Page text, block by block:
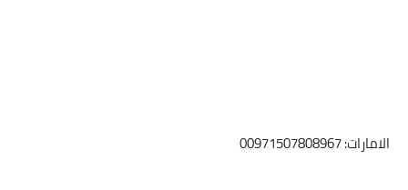
الامارات: 00971507808967